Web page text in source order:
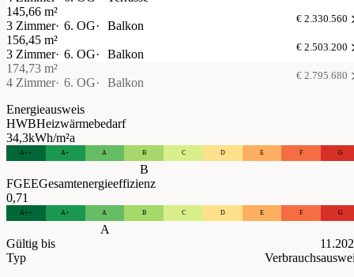
145,66 m²
3 Zimmer
6. OG Balkon
€ 2.330.560
156,45 m²
3 Zimmer
6. OG Balkon
€ 2.503.200
174,73 m²
4 Zimmer
6. OG Balkon
€ 2.795.680
Energieausweis
HWBHeizwärmebedarf
34,3kWh/m²a
A++ A+ A B C D E F G
B
FGEEGesamtenergieeffizienz
0,71
A++ A+ A B C D E F G
A
Gültig bis
Typ